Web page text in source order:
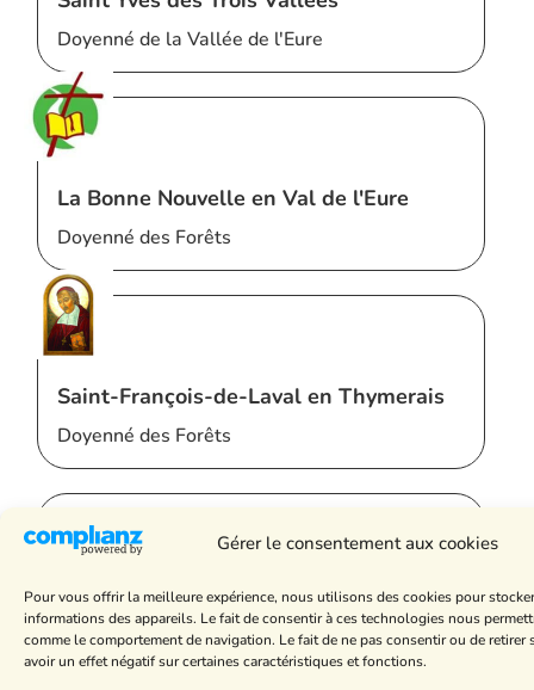
Gérer le consentement aux cookies
Pour vous offrir la meilleure expérience, nous utilisons des cookies pour
informations des appareils. Le fait de consentir à ces technologies nous
comme le comportement de navigation. Le fait de ne pas consentir ou de retirer
avoir un effet négatif sur certaines caractéristiques et fonctions.
Doyenné de la Vallée de l'Eure
La Bonne Nouvelle en Val de l'Eure
Doyenné des Forêts
Saint-François-de-Laval en Thymerais
Doyenné des Forêts
Saint-Laumer du Perche
Saint-Jean-Paul-II en Pays Anetais